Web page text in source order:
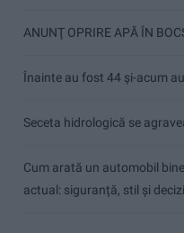
ANUNŢ OPRIRE APĂ ÎN
Înainte au fost 44 și-acum
Seceta hidrologică se
Cum arată un automobil
actual: siguranță, stil și